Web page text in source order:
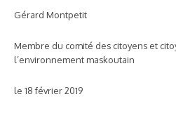
Gérard Montpetit
Membre du comité des citoyens et
l’environnement maskoutain
le 18 février 2019